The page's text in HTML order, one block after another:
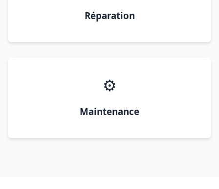
Réparation
⚙️
Maintenance